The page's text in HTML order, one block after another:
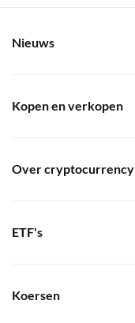
Nieuws
Kopen en verkopen
Over cryptocurrency
ETF's
Koersen